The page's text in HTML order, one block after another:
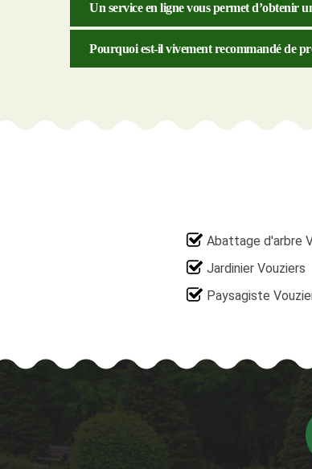
Un service en ligne vous permet d’obtenir
Pourquoi est-il vivement recommandé de
Abattage d'arbre
Jardinier Vouziers
Paysagiste